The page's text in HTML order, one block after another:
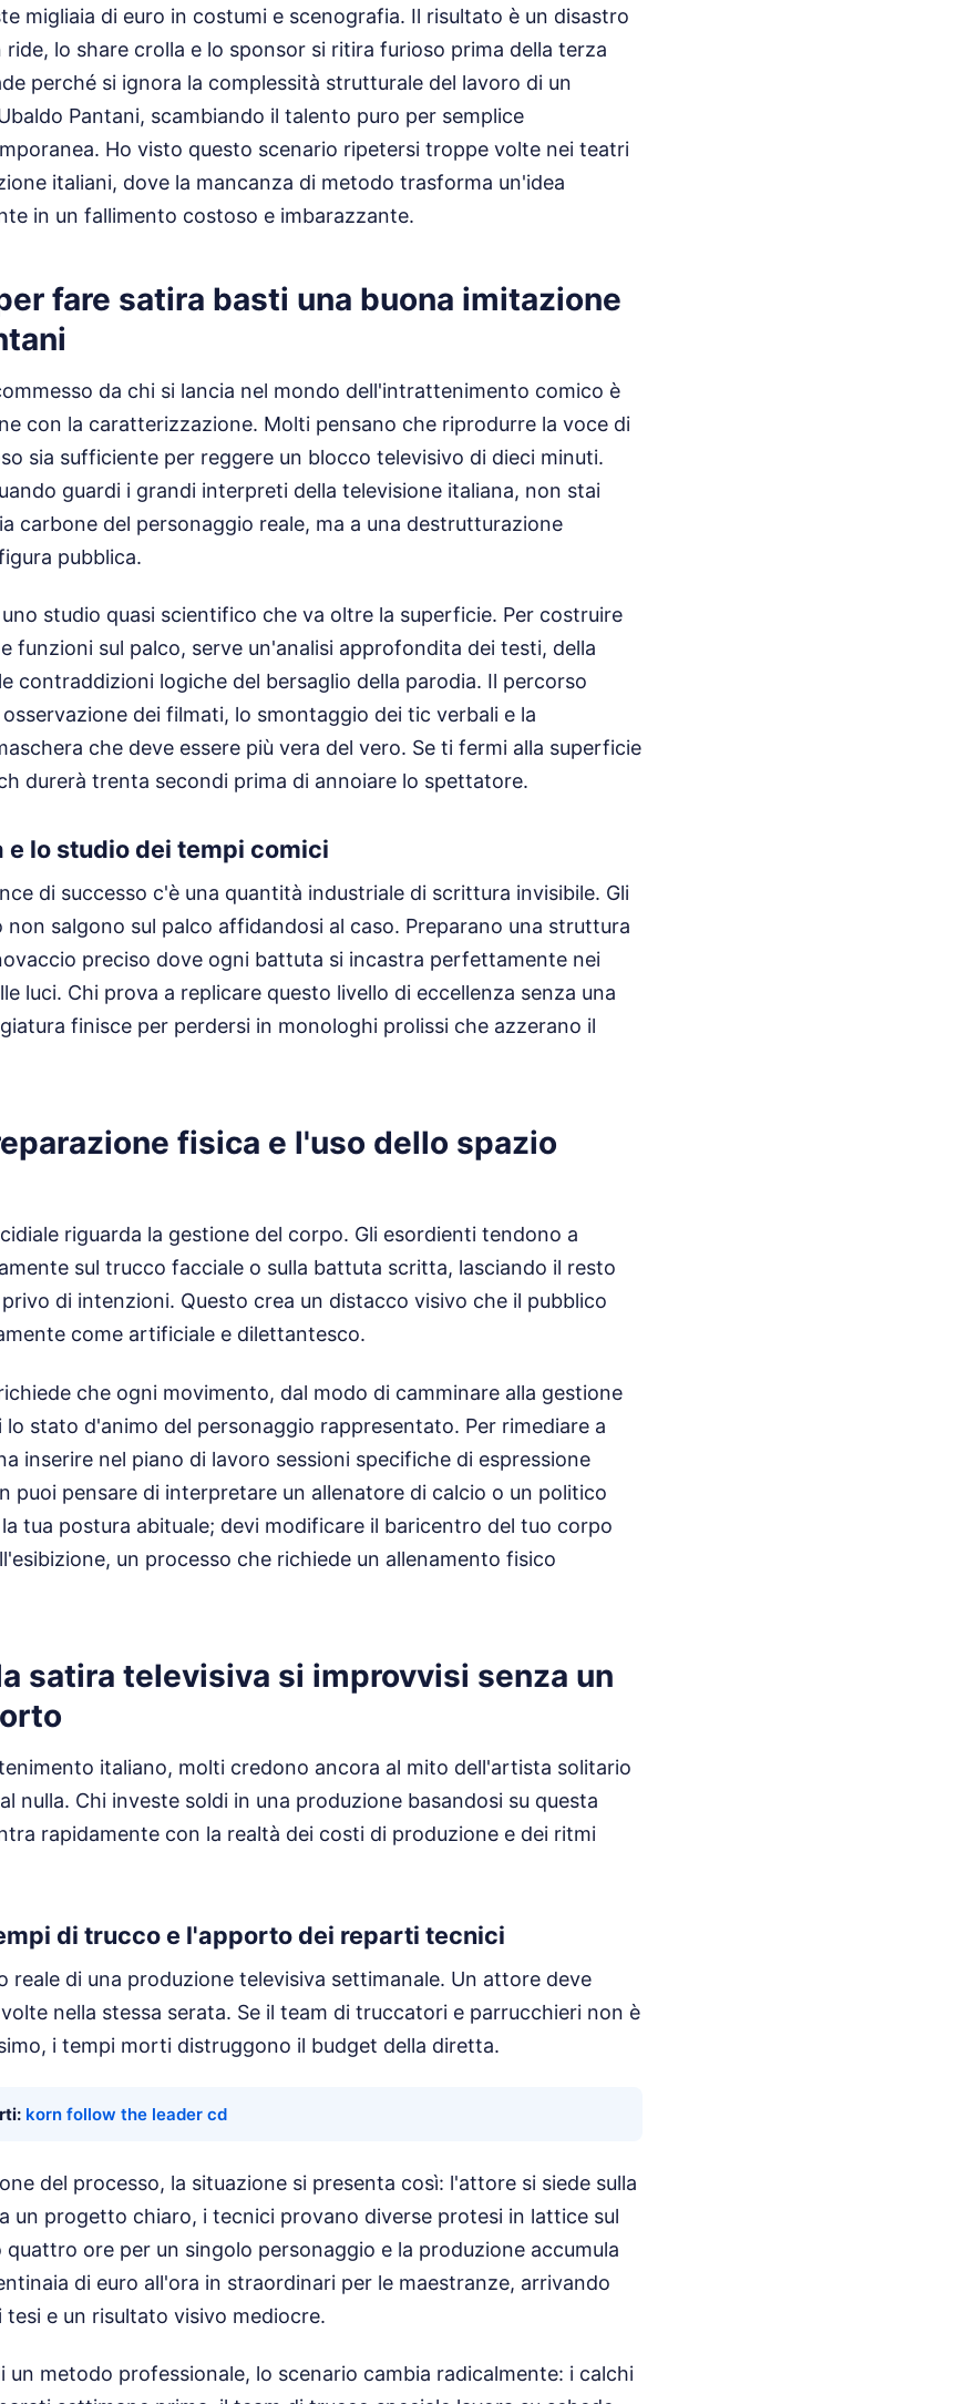
migliaia di euro in costumi e scenografia. Il risultato è un disastro
lo share crolla e lo sponsor si ritira furioso prima della terza
perché si ignora la complessità strutturale del lavoro di un
Pantani, scambiando il talento puro per semplice
Ho visto questo scenario ripetersi troppe volte nei teatri
italiani, dove la mancanza di metodo trasforma un'idea
in un fallimento costoso e imbarazzante.
fare satira basti una buona imitazione
da chi si lancia nel mondo dell'intrattenimento comico è
con la caratterizzazione. Molti pensano che riprodurre la voce di
sia sufficiente per reggere un blocco televisivo di dieci minuti.
guardi i grandi interpreti della televisione italiana, non stai
carbone del personaggio reale, ma a una destrutturazione
pubblica.
studio quasi scientifico che va oltre la superficie. Per costruire
funzioni sul palco, serve un'analisi approfondita dei testi, della
contraddizioni logiche del bersaglio della parodia. Il percorso
dei filmati, lo smontaggio dei tic verbali e la
che deve essere più vera del vero. Se ti fermi alla superficie
durerà trenta secondi prima di annoiare lo spettatore.
lo studio dei tempi comici
di successo c'è una quantità industriale di scrittura invisibile. Gli
salgono sul palco affidandosi al caso. Preparano una struttura
preciso dove ogni battuta si incastra perfettamente nei
luci. Chi prova a replicare questo livello di eccellenza senza una
finisce per perdersi in monologhi prolissi che azzerano il
fisica e l'uso dello spazio
riguarda la gestione del corpo. Gli esordienti tendono a
sul trucco facciale o sulla battuta scritta, lasciando il resto
di intenzioni. Questo crea un distacco visivo che il pubblico
come artificiale e dilettantesco.
che ogni movimento, dal modo di camminare alla gestione
lo stato d'animo del personaggio rappresentato. Per rimediare a
inserire nel piano di lavoro sessioni specifiche di espressione
puoi pensare di interpretare un allenatore di calcio o un politico
tua postura abituale; devi modificare il baricentro del tuo corpo
un processo che richiede un allenamento fisico
satira televisiva si improvvisi senza un
italiano, molti credono ancora al mito dell'artista solitario
nulla. Chi investe soldi in una produzione basandosi su questa
rapidamente con la realtà dei costi di produzione e dei ritmi
di trucco e l'apporto dei reparti tecnici
reale di una produzione televisiva settimanale. Un attore deve
nella stessa serata. Se il team di truccatori e parrucchieri non è
i tempi morti distruggono il budget della diretta.
korn follow the leader cd
del processo, la situazione si presenta così: l'attore si siede sulla
un progetto chiaro, i tecnici provano diverse protesi in lattice sul
ore per un singolo personaggio e la produzione accumula
di euro all'ora in straordinari per le maestranze, arrivando
e un risultato visivo mediocre.
un metodo professionale, lo scenario cambia radicalmente: i calchi